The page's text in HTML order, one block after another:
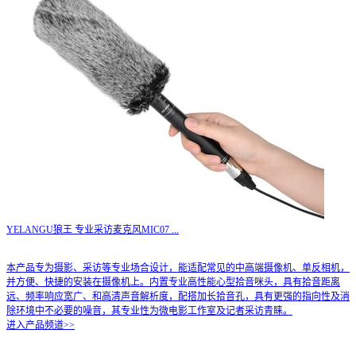
YELANGU狼王 专业采访麦克风MIC07 ...
本产品专为摄影、采访等专业场合设计，能适配常见的中高端摄像机、单反相机，
并方便、快捷的安装在摄像机上。内置专业高性能心型拾音咪头，具有拾音距离
远、频率响应宽广、和高清声音解析度，配搭加长拾音孔，具有更强的指向性及消
除环境中不必要的噪音，其专业性为微电影工作室及记者采访青睐。
进入产品频道>>